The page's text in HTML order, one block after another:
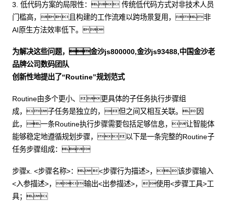
3. 低代码方案的局限性： 传统低代码方式对非技术人员
门槛高，且构建的工作流难以跨场景复用，非
AI原生方法效率低下。
为解决这些问题，金沙js800000,金沙js93488,中国金沙老
品牌公司数码团队
创新性地提出了“Routine”规划范式
Routine由多个更小、更具体的子任务执行步骤组
成，子任务是独立的，但之间又相互关联。因
此，一条Routine执行步骤需要包括足够信息，让智能体
能够稳定地遵循规划步骤，以下是一条完整的Routine子
任务步骤组成：
步骤x. <步骤名称>：<步骤行为描述>，该步骤输入
<入参描述>，输出<出参描述>，使用<步骤工具>工
具；